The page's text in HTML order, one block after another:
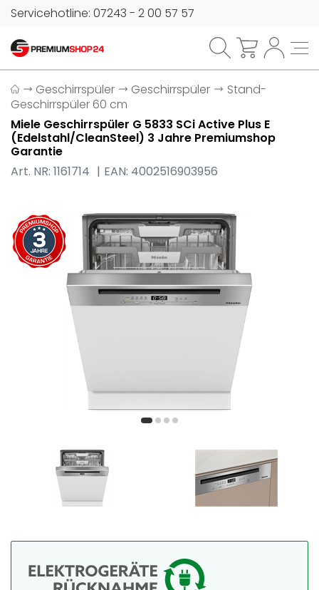
Servicehotline: 07243 - 2 00 57 57
Geschirrspüler Geschirrspüler
Stand-
Geschirrspüler 60 cm
Miele Geschirrspüler G 5833 SCi Active Plus E
(Edelstahl/CleanSteel) 3 Jahre Premiumshop
Garantie
Art. NR: 1161714
EAN: 4002516903956